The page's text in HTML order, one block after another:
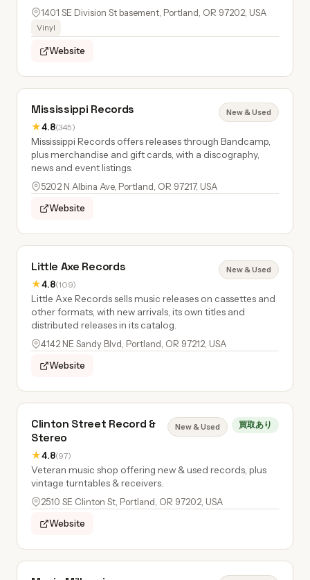
1401 SE Division St basement, Portland, OR 97202, USA
Vinyl
Website
Mississippi Records
★4.8(345)
New & Used
Mississippi Records offers releases through Bandcamp,
plus merchandise and gift cards, with a discography,
news and event listings.
5202 N Albina Ave, Portland, OR 97217, USA
Website
Little Axe Records
★4.8(109)
New & Used
Little Axe Records sells music releases on cassettes and
other formats, with new arrivals, its own titles and
distributed releases in its catalog.
4142 NE Sandy Blvd, Portland, OR 97212, USA
Website
Clinton Street Record &
Stereo
★4.8(97)
New & Used 買取あり
Veteran music shop offering new & used records, plus
vintage turntables & receivers.
2510 SE Clinton St, Portland, OR 97202, USA
Website